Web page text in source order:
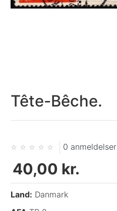
Tête-Bêche.
0 anmeldelser
40,00 kr.
Land: Danmark